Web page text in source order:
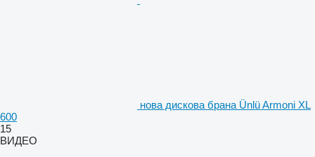
нова дискова брана Ünlü Armoni XL
600
15
ВИДЕО